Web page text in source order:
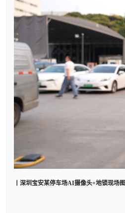
丨深圳宝安某停车场AI摄像头+地锁现场图